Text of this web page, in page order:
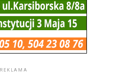
REKLAMA